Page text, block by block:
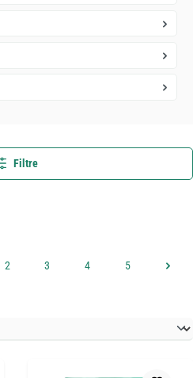
Filtre
Page
2 Page
3 Page
4 Page
5